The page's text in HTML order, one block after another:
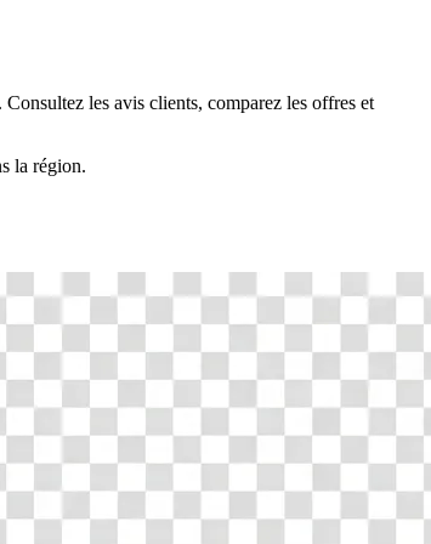
. Consultez les avis clients, comparez les offres et
la région.